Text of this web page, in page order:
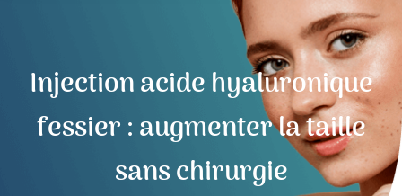
Injection acide hyaluronique
fessier : augmenter la taille
sans chirurgie